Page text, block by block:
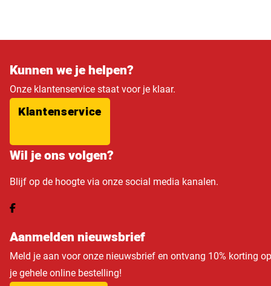
Kunnen we je helpen?
Onze klantenservice staat voor je klaar.
Klantenservice
Wil je ons volgen?
Blijf op de hoogte via onze social media kanalen.
Aanmelden nieuwsbrief
Meld je aan voor onze nieuwsbrief en ontvang 10% korting op
je gehele online bestelling!